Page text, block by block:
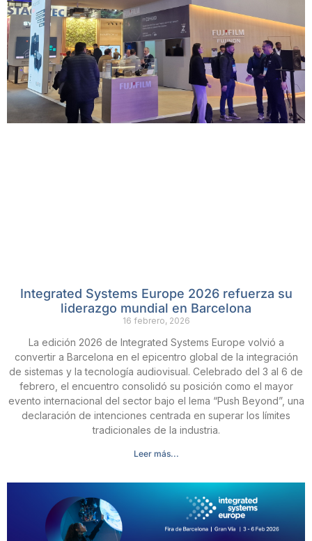
Integrated Systems Europe 2026 refuerza su
liderazgo mundial en Barcelona
16 febrero, 2026
La edición 2026 de Integrated Systems Europe volvió a
convertir a Barcelona en el epicentro global de la integración
de sistemas y la tecnología audiovisual. Celebrado del 3 al 6 de
febrero, el encuentro consolidó su posición como el mayor
evento internacional del sector bajo el lema “Push Beyond”, una
declaración de intenciones centrada en superar los límites
tradicionales de la industria.
Leer más...